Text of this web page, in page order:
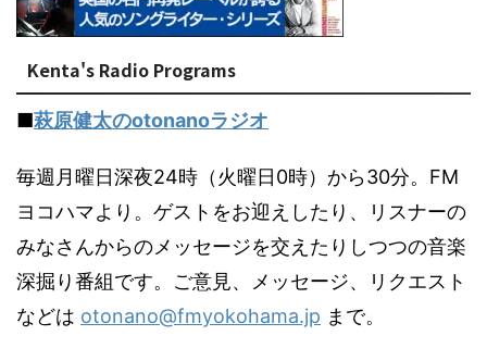
Kenta's Radio Programs
■萩原健太のotonanoラジオ
毎週月曜日深夜24時（火曜日0時）から30分。FM
ヨコハマより。ゲストをお迎えしたり、リスナーの
みなさんからのメッセージを交えたりしつつの音楽
深掘り番組です。ご意見、メッセージ、リクエスト
などは otonano@fmyokohama.jp まで。